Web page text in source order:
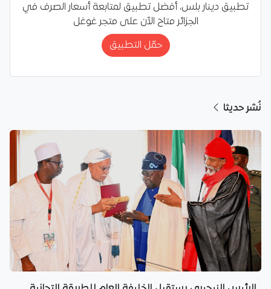
تطبيق دينار بلس، أفضل تطبيق لمتابعة أسعار الصرف في
الجزائر متاح الآن على متجر غوغل
حمّل التطبيق
نُشر حديثا